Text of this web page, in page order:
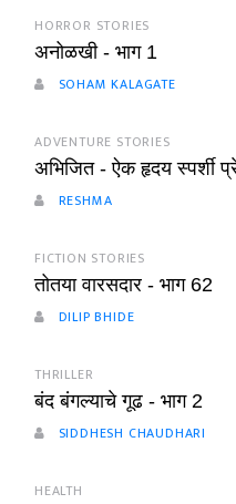
HORROR STORIES
अनोळखी - भाग 1
SOHAM KALAGATE
ADVENTURE STORIES
अभिजित - ऐक हृदय स्पर्शी
RESHMA
FICTION STORIES
तोतया वारसदार - भाग 62
DILIP BHIDE
THRILLER
बंद बंगल्याचे गूढ - भाग 2
SIDDHESH CHAUDHARI
HEALTH